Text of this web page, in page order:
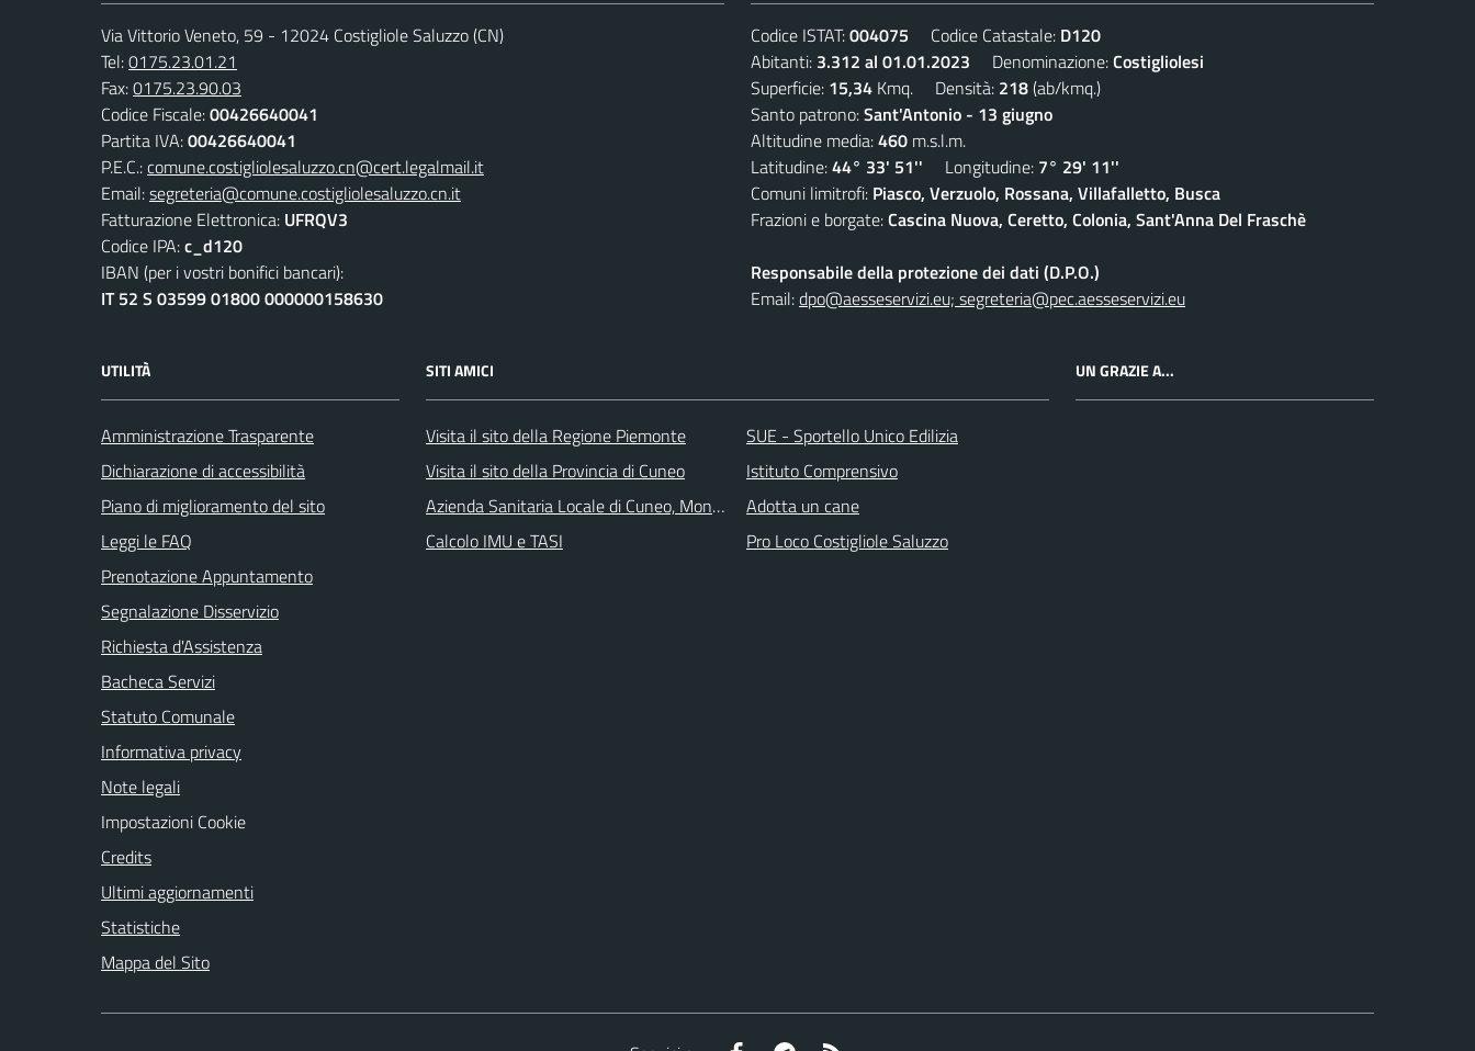
Via Vittorio Veneto, 59 - 12024 Costigliole Saluzzo (CN)
Tel:0175.23.01.21
Fax:0175.23.90.03
Codice Fiscale:00426640041
Partita IVA:00426640041
P.E.C.:comune.costigliolesaluzzo.cn@cert.legalmail.it
Email:segreteria@comune.costigliolesaluzzo.cn.it
Fatturazione Elettronica: UFRQV3
Codice IPA:c_d120
IBAN (per i vostri bonifici bancari):
IT 52 S 03599 01800 000000158630
Codice ISTAT:004075 Codice Catastale: D120
Abitanti: 3.312 al 01.01.2023 Denominazione:Costigliolesi
Superficie: 15,34 Kmq. Densità: 218(ab/kmq.)
Santo patrono:Sant'Antonio - 13 giugno
Altitudine media:460 m.s.l.m.
Latitudine:44° 33' 51'' Longitudine: 7° 29' 11''
Comuni limitrofi: Piasco, Verzuolo, Rossana, Villafalletto, Busca
Frazioni e borgate:Cascina Nuova, Ceretto, Colonia, Sant'Anna Del Fraschè
Responsabile della protezione dei dati (D.P.O.)
Email:dpo@aesseservizi.eu; segreteria@pec.aesseservizi.eu
UTILITÀ
Amministrazione Trasparente
Dichiarazione di accessibilità
Piano di miglioramento del sito
Leggi le FAQ
Prenotazione Appuntamento
Segnalazione Disservizio
Richiesta d'Assistenza
Bacheca Servizi
Statuto Comunale
Informativa privacy
Note legali
Impostazioni Cookie
Credits
Ultimi aggiornamenti
Statistiche
Mappa del Sito
SITI AMICI
Visita il sito della Regione Piemonte
Visita il sito della Provincia di Cuneo
Azienda Sanitaria Locale di Cuneo, Mondovì e Savigliano
Calcolo IMU e TASI
SUE - Sportello Unico Edilizia
Istituto Comprensivo
Adotta un cane
Pro Loco Costigliole Saluzzo
UN GRAZIE A...